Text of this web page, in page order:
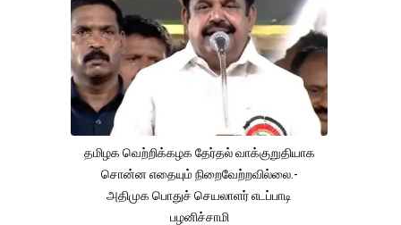
தமிழக வெற்றிக்கழக தேர்தல் வாக்குறுதியாக
சொன்ன எதையும் நிறைவேற்றவில்லை.-
அதிமுக பொதுச் செயலாளர் எடப்பாடி
பழனிச்சாமி